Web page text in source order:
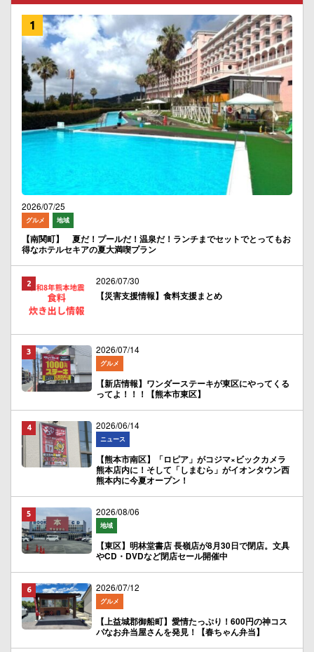
2026/07/25
グルメ 地域
【南関町】 夏だ！プールだ！温泉だ！ランチまでセットでとってもお
得なホテルセキアの夏大満喫プラン
2026/07/30
【災害支援情報】食料支援まとめ
2026/07/14
グルメ
【新店情報】ワンダーステーキが東区にやってくる
ってよ！！！【熊本市東区】
2026/06/14
ニュース
【熊本市南区】「ロピア」がコジマ×ビックカメラ
熊本店内に！そして「しまむら」がイオンタウン西
熊本内に今夏オープン！
2026/08/06
地域
【東区】明林堂書店 長嶺店が8月30日で閉店。文具
やCD・DVDなど閉店セール開催中
2026/07/12
グルメ
【上益城郡御船町】愛情たっぷり！600円の神コス
パなお弁当屋さんを発見！【春ちゃん弁当】